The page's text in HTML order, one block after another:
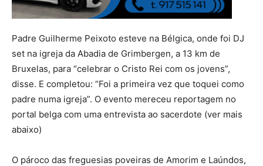
Padre Guilherme Peixoto esteve na Bélgica, onde foi DJ
set na igreja da Abadia de Grimbergen, a 13 km de
Bruxelas, para “celebrar o Cristo Rei com os jovens”,
disse. E completou: “Foi a primeira vez que toquei como
padre numa igreja”. O evento mereceu reportagem no
portal belga com uma entrevista ao sacerdote (ver mais
abaixo)
O pároco das freguesias poveiras de Amorim e Laúndos,